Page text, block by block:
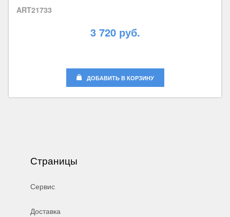
ART21733
3 720 руб.
ДОБАВИТЬ В КОРЗИНУ
Страницы
Сервис
Доставка